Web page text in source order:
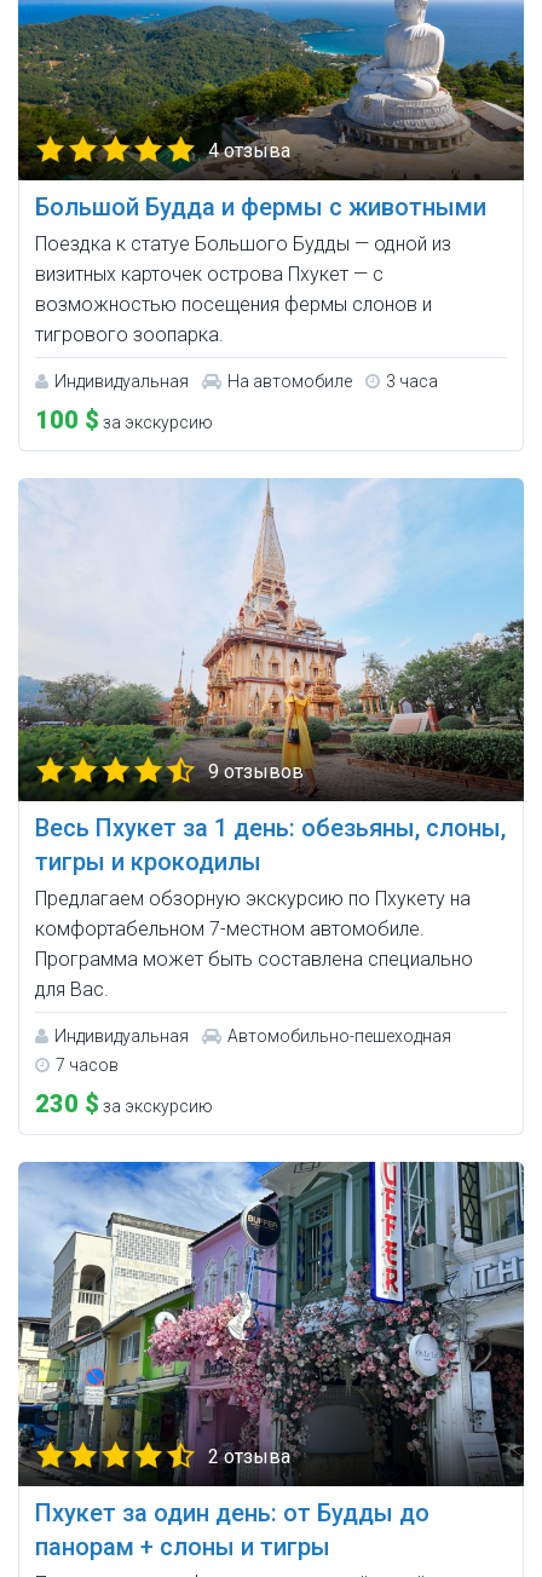
4 отзыва
Большой Будда и фермы с животными
Поездка к статуе Большого Будды — одной из
визитных карточек острова Пхукет — с
возможностью посещения фермы слонов и
тигрового зоопарка.
Индивидуальная На автомобиле 3 часа
100 $ за экскурсию
9 отзывов
Весь Пхукет за 1 день: обезьяны, слоны,
тигры и крокодилы
Предлагаем обзорную экскурсию по Пхукету на
комфортабельном 7-местном автомобиле.
Программа может быть составлена специально
для Вас.
Индивидуальная
Автомобильно-пешеходная
7 часов
230 $ за экскурсию
2 отзыва
Пхукет за один день: от Будды до
панорам + слоны и тигры